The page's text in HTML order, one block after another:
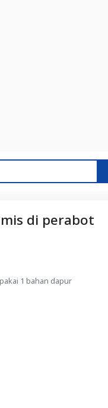
di perabot
1 bahan dapur